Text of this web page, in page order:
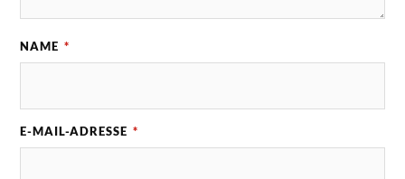
NAME *
E-MAIL-ADRESSE *